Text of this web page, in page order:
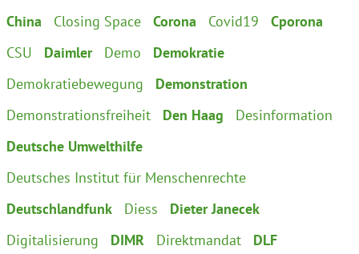
China
Closing Space Corona Covid19
Cporona
CSU
Daimler Demo
Demokratie
Demokratiebewegung
Demonstration
Demonstrationsfreiheit
Den Haag
Desinformation
Deutsche Umwelthilfe
Deutsches Institut für Menschenrechte
Deutschlandfunk
Diess
Dieter Janecek
Digitalisierung
DIMR Direktmandat
DLF